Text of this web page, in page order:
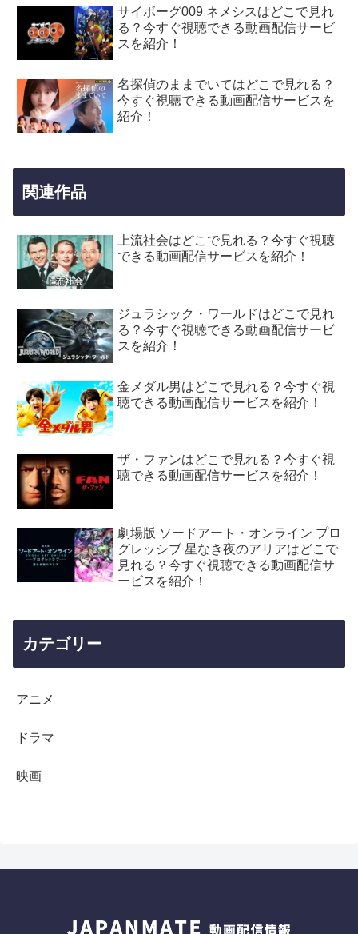
サイボーグ009 ネメシスはどこで見れ
る？今すぐ視聴できる動画配信サービ
スを紹介！
名探偵のままでいてはどこで見れる？
今すぐ視聴できる動画配信サービスを
紹介！
関連作品
上流社会はどこで見れる？今すぐ視聴
できる動画配信サービスを紹介！
ジュラシック・ワールドはどこで見れ
る？今すぐ視聴できる動画配信サービ
スを紹介！
金メダル男はどこで見れる？今すぐ視
聴できる動画配信サービスを紹介！
ザ・ファンはどこで見れる？今すぐ視
聴できる動画配信サービスを紹介！
劇場版 ソードアート・オンライン プロ
グレッシブ 星なき夜のアリアはどこで
見れる？今すぐ視聴できる動画配信サ
ービスを紹介！
カテゴリー
アニメ
ドラマ
映画